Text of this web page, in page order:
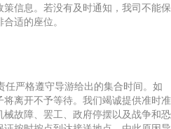
信息。若没有及时通知，我司不能保
适的座位。
任严格遵守导游给出的集合时间。如
离开不予等待。我们竭诚提供准时准
故障、罢工、政府停摆以及战争和恐